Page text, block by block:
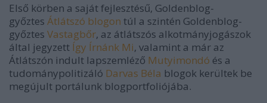
Első körben a saját fejlesztésű, Goldenblog-
győztes Átlátszó blogon túl a szintén Goldenblog-
győztes Vastagbőr, az átlátszós alkotmányjogászok
által jegyzett Így Írnánk Mi, valamint a már az
Átlátszón indult lapszemléző Mutyimondó és a
tudománypolitizáló Darvas Béla blogok kerültek be
megújult portálunk blogportfoliójába.